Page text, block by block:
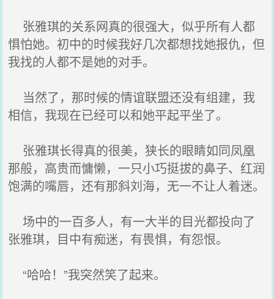
张雅琪的关系网真的很强大，似乎所有人都
惧怕她。初中的时候我好几次都想找她报仇，但
我找的人都不是她的对手。
当然了，那时候的情谊联盟还没有组建，我
相信，我现在已经可以和她平起平坐了。
张雅琪长得真的很美，狭长的眼睛如同凤凰
那般，高贵而慵懒，一只小巧挺拔的鼻子、红润
饱满的嘴唇，还有那斜刘海，无一不让人着迷。
场中的一百多人，有一大半的目光都投向了
张雅琪，目中有痴迷，有畏惧，有怨恨。
“哈哈！”我突然笑了起来。